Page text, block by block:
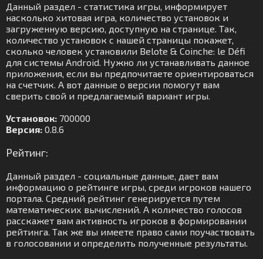
Данный раздел - статистика игры, информирует
насколько хитовая игра, количество установок и
загруженную версию, доступную на странице. Так,
количество установок с нашей страницы покажет,
сколько человек установили Belote & Coinche: le Défi
для системы Android. Нужно ли устанавливать данное
приложения, если вы предпочитаете ориентироваться
на счетчик. А вот данные о версии помогут вам
сверить свой и предлагаемый вариант игры.
Установок: 700000
Версия: 0.8.6
Рейтинг:
Данный раздел - социальные данные, дает вам
информацию о рейтинге игры, среди игроков нашего
портала. Средний рейтинг генерируется путем
математических вычислений. А количество голосов
расскажет вам активность игроков в формировании
рейтинга. Так же вы имеете право сами поучаствовать
в голосовании и определить полученные результаты.